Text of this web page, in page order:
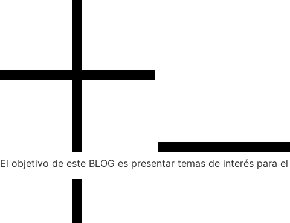
El objetivo de este BLOG es presentar temas de interés para